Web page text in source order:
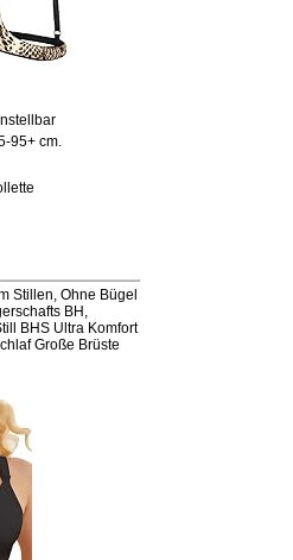
95+ cm.
Stillen, Ohne Bügel
BH,
BHS Ultra Komfort
Große Brüste